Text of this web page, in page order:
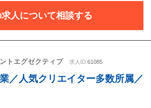
求人について相談する
トエグゼクティブ 求人ID:61085
／人気クリエイター多数所属／